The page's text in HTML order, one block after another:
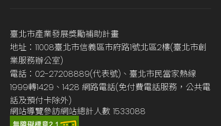
臺北市產業發展獎勵補助計畫
地址：11008臺北市信義區市府路1號北區2樓(臺北市創
業服務辦公室)
電話：02-27208889(代表號)、臺北市民當家熱線
1999轉1429、1428 網路電話(免付費電話服務，公共電
話及預付卡除外)
網站導覽參訪網站總計人數 1533088